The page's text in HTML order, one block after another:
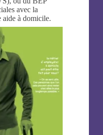
avec la
aide à domicile.